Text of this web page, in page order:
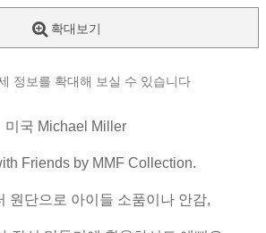
확대보기
정보를 확대해 보실 수 있습니다
미국 Michael Miller
Friends by MMF Collection.
원단으로 아이들 소품이나 안감,